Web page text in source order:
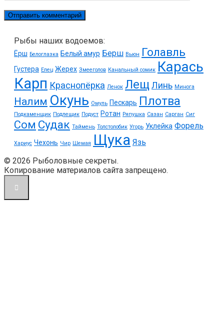
Рыбы наших водоемов:
Ёрш Белоглазка Белый амур Берш Вьюн Голавль
Густера Елец Жерех Змееголов Канальный сомик Карась
Карп Краснопёрка Ленок ЛещЛинь Минога
Налим Окунь Омуль Пескарь Плотва
Подкаменщик Подлещик Подуст Ротан Ряпушка Сазан Сарган Сиг
Сом Судак Таймень Толстолобик Угорь Уклейка Форель
Хариус Чехонь Чир Шемая Щука Язь
© 2026 Рыболовные секреты.
Копирование материалов сайта запрещено.